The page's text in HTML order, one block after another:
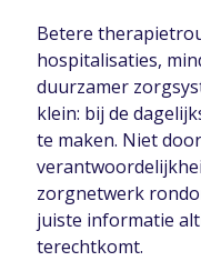
Betere
hospitalisaties,
duurzamer
klein: bij de
te maken. Niet
zorgnetwerk
juiste informatie
terechtkomt.